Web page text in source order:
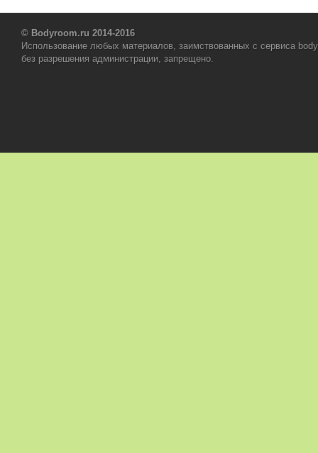
© Bodyroom.ru 2014-2016
Использование любых материалов, заимствованных с сервиса
без разрешения администрации, запрещено.